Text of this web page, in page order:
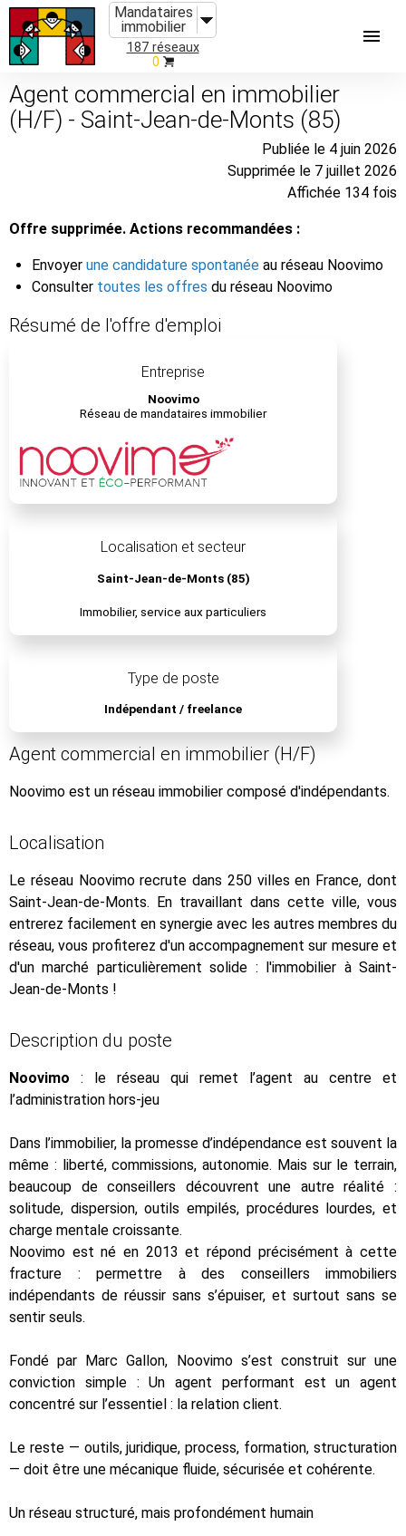
Mandataires
immobilier
187 réseaux
0
Agent commercial en immobilier
(H/F) - Saint-Jean-de-Monts (85)
Publiée le 4 juin 2026
Supprimée le 7 juillet 2026
Affichée 134 fois
Offre supprimée. Actions recommandées :
Envoyer une candidature spontanée au réseau Noovimo
Consulter toutes les offres du réseau Noovimo
Résumé de l'offre d'emploi
Entreprise
Noovimo
Réseau de mandataires immobilier
Localisation et secteur
Saint-Jean-de-Monts (85)
Immobilier, service aux particuliers
Type de poste
Indépendant / freelance
Agent commercial en immobilier (H/F)
Noovimo est un réseau immobilier composé d'indépendants.
Localisation
Le réseau Noovimo recrute dans 250 villes en France, dont
Saint-Jean-de-Monts. En travaillant dans cette ville, vous
entrerez facilement en synergie avec les autres membres du
réseau, vous profiterez d'un accompagnement sur mesure et
d'un marché particulièrement solide : l'immobilier à Saint-
Jean-de-Monts !
Description du poste
Noovimo : le réseau qui remet l’agent au centre et
l’administration hors-jeu
Dans l’immobilier, la promesse d’indépendance est souvent la
même : liberté, commissions, autonomie. Mais sur le terrain,
beaucoup de conseillers découvrent une autre réalité :
solitude, dispersion, outils empilés, procédures lourdes, et
charge mentale croissante.
Noovimo est né en 2013 et répond précisément à cette
fracture : permettre à des conseillers immobiliers
indépendants de réussir sans s’épuiser, et surtout sans se
sentir seuls.
Fondé par Marc Gallon, Noovimo s’est construit sur une
conviction simple : Un agent performant est un agent
concentré sur l’essentiel : la relation client.
Le reste — outils, juridique, process, formation, structuration
— doit être une mécanique fluide, sécurisée et cohérente.
Un réseau structuré, mais profondément humain